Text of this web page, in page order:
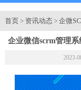
首页 > 资讯动态 > 企微
企业微信scrm管理
2023-